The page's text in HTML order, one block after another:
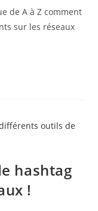
de A à Z comment
sur les réseaux
hashtag
!